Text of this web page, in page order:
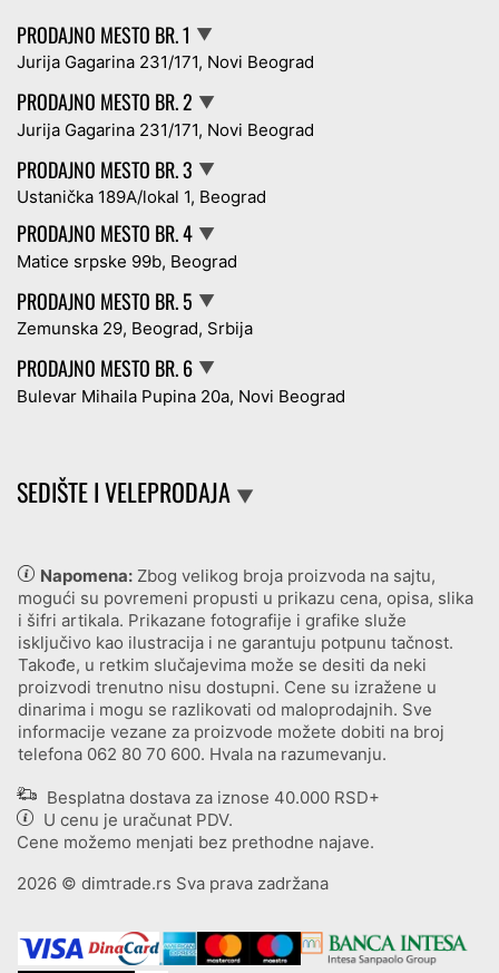
PRODAJNO MESTO BR. 1 ▼
Jurija Gagarina 231/171, Novi Beograd
PRODAJNO MESTO BR. 2 ▼
Jurija Gagarina 231/171, Novi Beograd
PRODAJNO MESTO BR. 3 ▼
Ustanička 189A/lokal 1, Beograd
PRODAJNO MESTO BR. 4 ▼
Matice srpske 99b, Beograd
PRODAJNO MESTO BR. 5 ▼
Zemunska 29, Beograd, Srbija
PRODAJNO MESTO BR. 6 ▼
Bulevar Mihaila Pupina 20a, Novi Beograd
SEDIŠTE I VELEPRODAJA ▼
Napomena: Zbog velikog broja proizvoda na sajtu,
mogući su povremeni propusti u prikazu cena, opisa, slika
i šifri artikala. Prikazane fotografije i grafike služe
isključivo kao ilustracija i ne garantuju potpunu tačnost.
Takođe, u retkim slučajevima može se desiti da neki
proizvodi trenutno nisu dostupni. Cene su izražene u
dinarima i mogu se razlikovati od maloprodajnih. Sve
informacije vezane za proizvode možete dobiti na broj
telefona 062 80 70 600. Hvala na razumevanju.
Besplatna dostava za iznose 40.000 RSD+
U cenu je uračunat PDV.
Cene možemo menjati bez prethodne najave.
2026 © dimtrade.rs Sva prava zadržana